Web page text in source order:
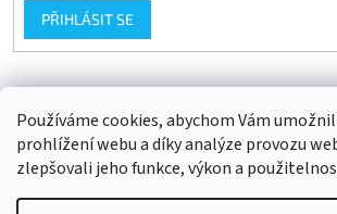
Používáme cookies, abychom Vám
prohlížení webu a díky analýze provozu
zlepšovali jeho funkce, výkon a
PŘIHLÁSIT SE